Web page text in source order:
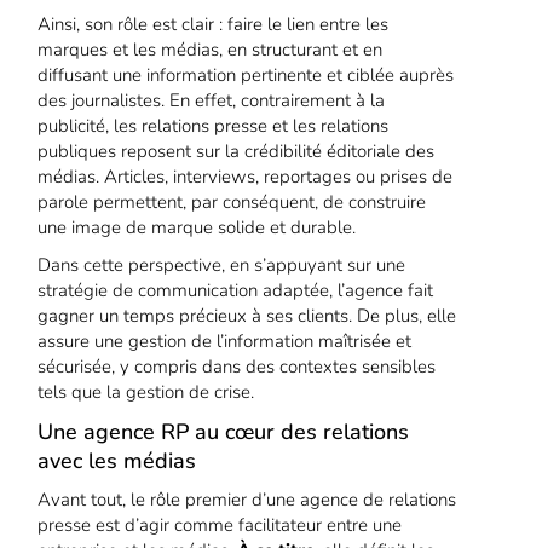
Ainsi, son rôle est clair : faire le lien entre les
marques et les médias, en structurant et en
diffusant une information pertinente et ciblée auprès
des journalistes. En effet, contrairement à la
publicité, les relations presse et les relations
publiques reposent sur la crédibilité éditoriale des
médias. Articles, interviews, reportages ou prises de
parole permettent, par conséquent, de construire
une image de marque solide et durable.
Dans cette perspective, en s’appuyant sur une
stratégie de communication adaptée, l’agence fait
gagner un temps précieux à ses clients. De plus, elle
assure une gestion de l’information maîtrisée et
sécurisée, y compris dans des contextes sensibles
tels que la gestion de crise.
Une agence RP au cœur des relations
avec les médias
Avant tout, le rôle premier d’une agence de relations
presse est d’agir comme facilitateur entre une